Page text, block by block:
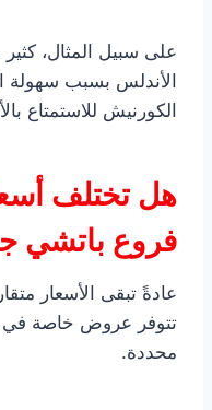
على سبيل المثال،
الأندلس بسبب سهولة
الكورنيش للاستمتاع
هل تختلف
فروع باتشي
عادةً تبقى الأسعار
تتوفر عروض خاصة في
محددة.